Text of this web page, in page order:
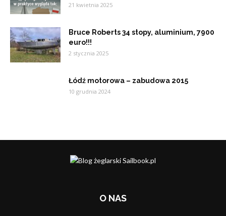
21 kwietnia 2025
Bruce Roberts 34 stopy, aluminium, 7900
euro!!!
2 stycznia 2025
Łódź motorowa – zabudowa 2015
10 grudnia 2024
O NAS